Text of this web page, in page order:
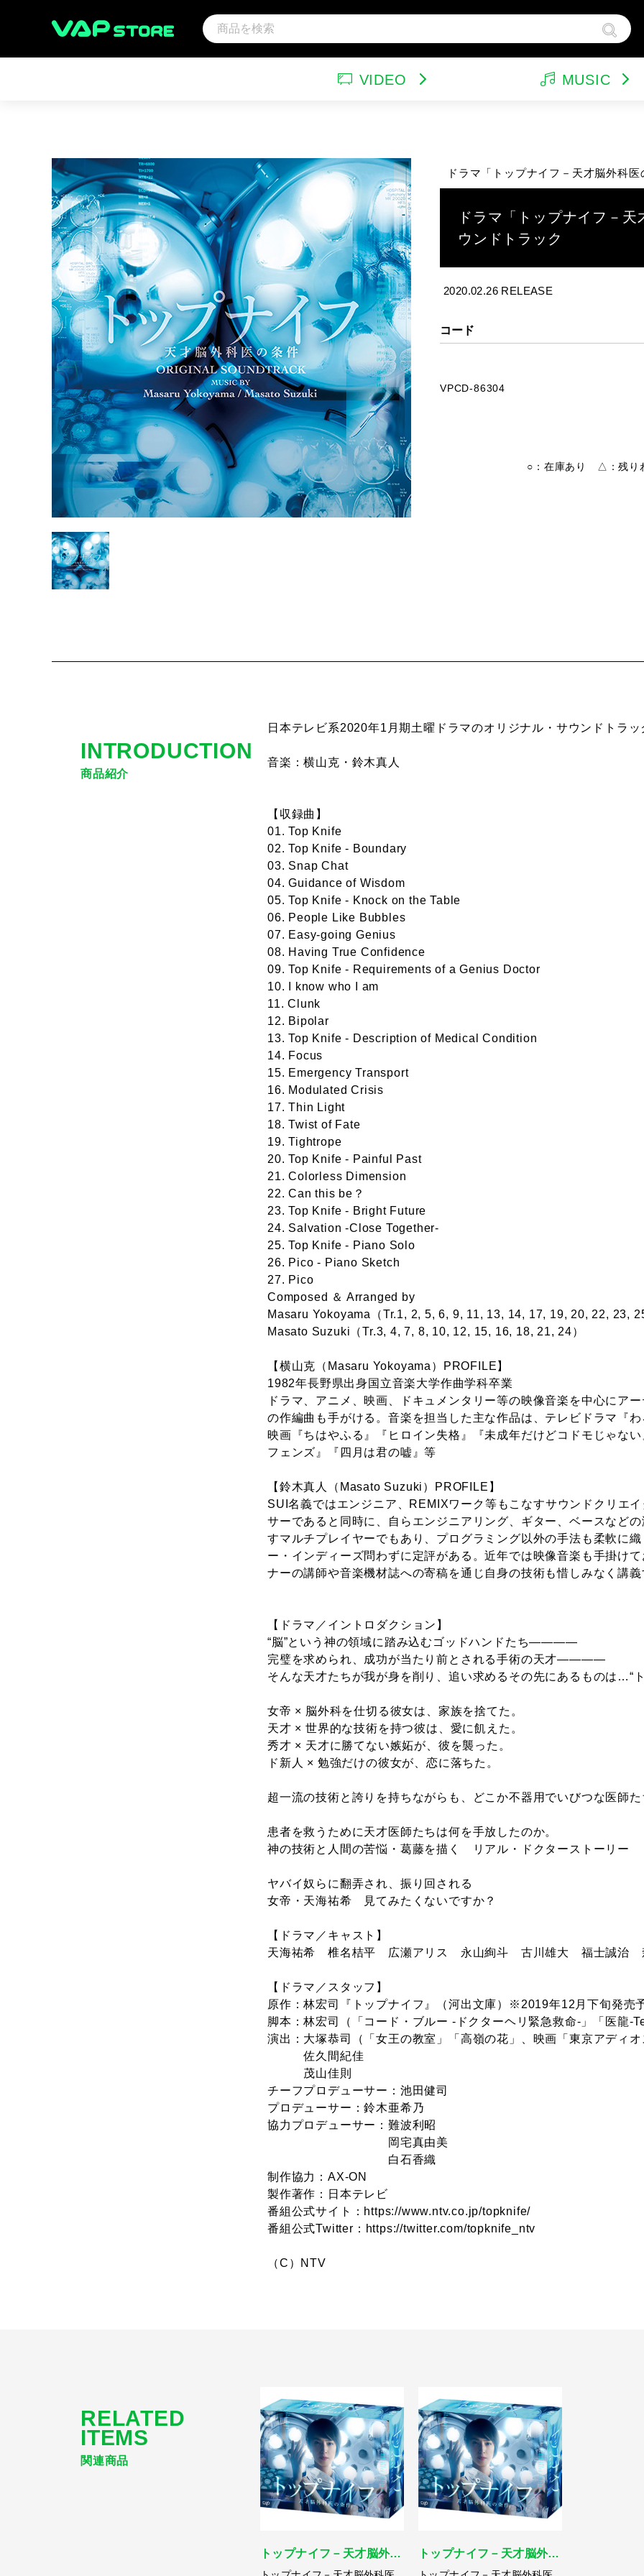
VIDEO MUSIC
アンパンマン音楽商品（CD) その他
アンパンマン ルパン三世
趣味・教養 スポーツ・格闘技
ドラマ「トップナイフ－天才脳外科
ドラマ「トップナイフ－
ウンドトラック
2020.02.26 RELEASE
コード
VPCD-86304
○：在庫あり △：残り
INTRODUCTION
商品紹介
日本テレビ系2020年1月期土曜ドラマのオリジナル・サウンドトラッ
音楽：横山克・鈴木真人
【収録曲】
01. Top Knife
02. Top Knife - Boundary
03. Snap Chat
04. Guidance of Wisdom
05. Top Knife - Knock on the Table
06. People Like Bubbles
07. Easy-going Genius
08. Having True Confidence
09. Top Knife - Requirements of a Genius Doctor
10. I know who I am
11. Clunk
12. Bipolar
13. Top Knife - Description of Medical Condition
14. Focus
15. Emergency Transport
16. Modulated Crisis
17. Thin Light
18. Twist of Fate
19. Tightrope
20. Top Knife - Painful Past
21. Colorless Dimension
22. Can this be？
23. Top Knife - Bright Future
24. Salvation -Close Together-
25. Top Knife - Piano Solo
26. Pico - Piano Sketch
27. Pico
Composed ＆ Arranged by
Masaru Yokoyama（Tr.1, 2, 5, 6, 9, 11, 13, 14, 17, 19, 20, 22, 23,
Masato Suzuki（Tr.3, 4, 7, 8, 10, 12, 15, 16, 18, 21, 24）
【横山克（Masaru Yokoyama）PROFILE】
1982年長野県出身国立音楽大学作曲学科卒業
ドラマ、アニメ、映画、ドキュメンタリー等の映像音楽を中心にア
の作編曲も手がける。音楽を担当した主な作品は、テレビドラマ『
映画『ちはやふる』『ヒロイン失格』『未成年だけどコドモじゃな
フェンズ』『四月は君の嘘』等
【鈴木真人（Masato Suzuki）PROFILE】
SUI名義ではエンジニア、REMIXワーク等もこなすサウンドクリエ
サーであると同時に、自らエンジニアリング、ギター、ベースなど
すマルチプレイヤーでもあり、プログラミング以外の手法も柔軟に
ー・インディーズ問わずに定評がある。近年では映像音楽も手掛け
ナーの講師や音楽機材誌への寄稿を通じ自身の技術も惜しみなく講
【ドラマ／イントロダクション】
“脳”という神の領域に踏み込むゴッドハンドたち――――
完璧を求められ、成功が当たり前とされる手術の天才――――
そんな天才たちが我が身を削り、追い求めるその先にあるものは…“
女帝 × 脳外科を仕切る彼女は、家族を捨てた。
天才 × 世界的な技術を持つ彼は、愛に飢えた。
秀才 × 天才に勝てない嫉妬が、彼を襲った。
ド新人 × 勉強だけの彼女が、恋に落ちた。
超一流の技術と誇りを持ちながらも、どこか不器用でいびつな医師
患者を救うために天才医師たちは何を手放したのか。
神の技術と人間の苦悩・葛藤を描く リアル・ドクターストーリー
ヤバイ奴らに翻弄され、振り回される
女帝・天海祐希 見てみたくないですか？
【ドラマ／キャスト】
天海祐希 椎名桔平 広瀬アリス 永山絢斗 古川雄大 福士誠治
【ドラマ／スタッフ】
原作：林宏司『トップナイフ』（河出文庫）※2019年12月下旬発売
脚本：林宏司（「コード・ブルー -ドクターヘリ緊急救命-」「医龍
演出：大塚恭司（「女王の教室」「高嶺の花」、映画「東京アディ
佐久間紀佳
茂山佳則
チーフプロデューサー：池田健司
プロデューサー：鈴木亜希乃
協力プロデューサー：難波利昭
岡宅真由美
白石香織
制作協力：AX-ON
製作著作：日本テレビ
番組公式サイト： https://www.ntv.co.jp/topknife/
番組公式Twitter： https://twitter.com/topknife_ntv
（C）NTV
RELATED
ITEMS
関連商品
トップナイフ－天才脳外… トップナイフ－天才脳外…